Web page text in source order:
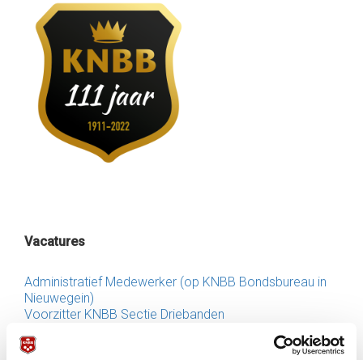
Vacatures
Administratief Medewerker (op KNBB Bondsbureau in
Nieuwegein)
Voorzitter KNBB Sectie Driebanden
KNBB zoekt Penningmeester